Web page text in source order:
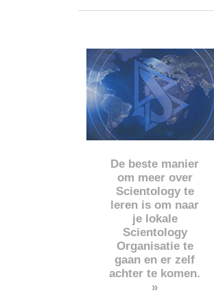
De beste manier
om meer over
Scientology te
leren is om naar
je lokale
Scientology
Organisatie te
gaan en er zelf
achter te komen.
»